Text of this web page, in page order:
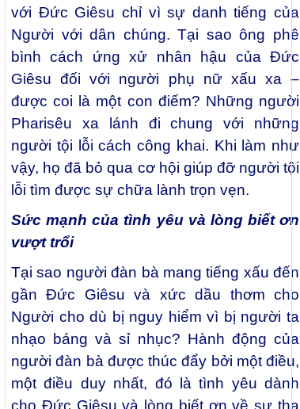
với Đức Giêsu chỉ vì sự danh tiếng của
Người với dân chúng. Tại sao ông phê
bình cách ứng xử nhân hậu của Đức
Giêsu đối với người phụ nữ xấu xa –
được coi là một con điếm? Những người
Pharisêu xa lánh đi chung với những
người tội lỗi cách công khai. Khi làm như
vậy, họ đã bỏ qua cơ hội giúp đỡ người tội
lỗi tìm được sự chữa lành trọn vẹn.
Sức mạnh của tình yêu và lòng biết ơn
vượt trổi
Tại sao người đàn bà mang tiếng xấu đến
gần Đức Giêsu và xức dầu thơm cho
Người cho dù bị nguy hiểm vì bị người ta
nhạo báng và sỉ nhục? Hành động của
người đàn bà được thúc đẩy bởi một điều,
một điều duy nhất, đó là tình yêu dành
cho Đức Giêsu và lòng biết ơn về sự tha